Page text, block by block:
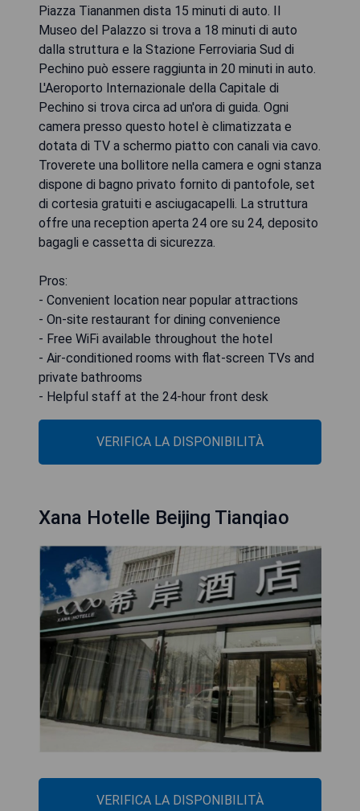
Piazza Tiananmen dista 15 minuti di auto. Il
Museo del Palazzo si trova a 18 minuti di auto
dalla struttura e la Stazione Ferroviaria Sud di
Pechino può essere raggiunta in 20 minuti in auto.
L'Aeroporto Internazionale della Capitale di
Pechino si trova circa ad un'ora di guida. Ogni
camera presso questo hotel è climatizzata e
dotata di TV a schermo piatto con canali via cavo.
Troverete una bollitore nella camera e ogni stanza
dispone di bagno privato fornito di pantofole, set
di cortesia gratuiti e asciugacapelli. La struttura
offre una reception aperta 24 ore su 24, deposito
bagagli e cassetta di sicurezza.
Pros:
- Convenient location near popular attractions
- On-site restaurant for dining convenience
- Free WiFi available throughout the hotel
- Air-conditioned rooms with flat-screen TVs and
private bathrooms
- Helpful staff at the 24-hour front desk
VERIFICA LA DISPONIBILITÀ
Xana Hotelle Beijing Tianqiao
VERIFICA LA DISPONIBILITÀ